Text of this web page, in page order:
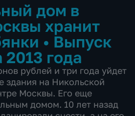
дом в
хранит
• Выпуск
2013 года
рублей и три года уйдет
здания на Никольской
Москвы. Его еще
домом. 10 лет назад